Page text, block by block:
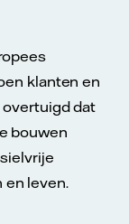
klanten en
dat
bouwen
en leven.